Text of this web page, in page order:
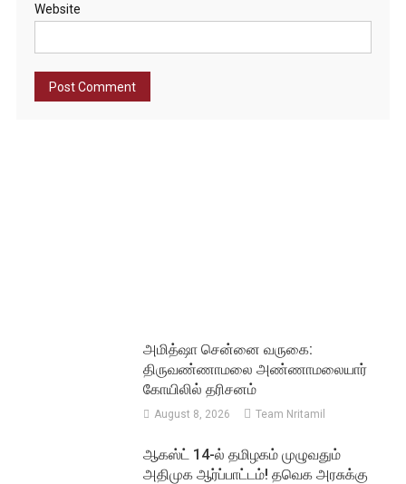
Website
அமித்ஷா சென்னை வருகை:
திருவண்ணாமலை அண்ணாமலையார்
கோயிலில் தரிசனம்
August 8, 2026 Team Nritamil
ஆகஸ்ட் 14-ல் தமிழகம் முழுவதும்
அதிமுக ஆர்ப்பாட்டம்! தவெக அரசுக்கு